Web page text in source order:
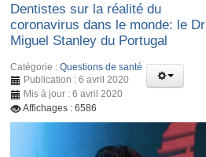
Dentistes sur la réalité du
coronavirus dans le monde: le Dr
Miguel Stanley du Portugal
Catégorie :Questions de santé
Publication : 6 avril 2020
Mis à jour : 6 avril 2020
Affichages : 6586